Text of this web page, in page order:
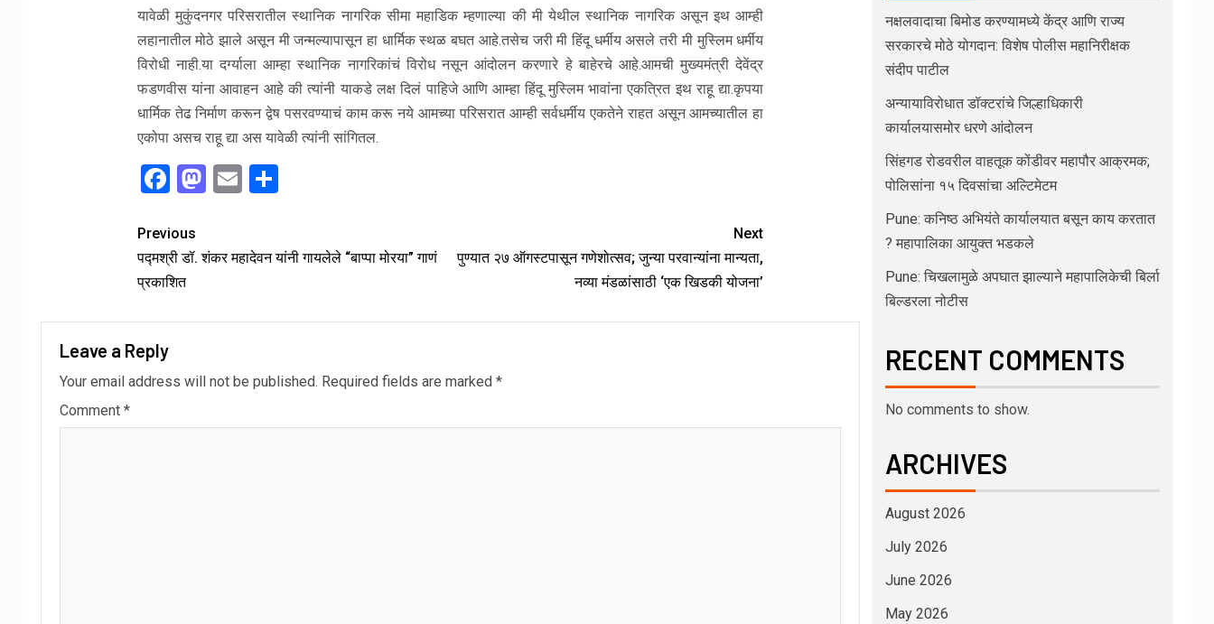
यावेळी मुकुंदनगर परिसरातील स्थानिक नागरिक सीमा महाडिक म्हणाल्या की मी येथील स्थानिक नागरिक असून इथ आम्ही
लहानातील मोठे झाले असून मी जन्मल्यापासून हा धार्मिक स्थळ बघत आहे.तसेच जरी मी हिंदू धर्मीय असले तरी मी मुस्लिम धर्मीय
विरोधी नाही.या दर्ग्याला आम्हा स्थानिक नागरिकांचं विरोध नसून आंदोलन करणारे हे बाहेरचे आहे.आमची मुख्यमंत्री देवेंद्र
फडणवीस यांना आवाहन आहे की त्यांनी याकडे लक्ष दिलं पाहिजे आणि आम्हा हिंदू मुस्लिम भावांना एकत्रित इथ राहू द्या.कृपया
धार्मिक तेढ निर्माण करून द्वेष पसरवण्याचं काम करू नये आमच्या परिसरात आम्ही सर्वधर्मीय एकतेने राहत असून आमच्यातील हा
एकोपा असच राहू द्या अस यावेळी त्यांनी सांगितल.
Facebook
Mastodon
EmailShare
Previous
पद्मश्री डॉ. शंकर महादेवन यांनी गायलेले “बाप्पा मोरया” गाणं
प्रकाशित
Next
पुण्यात २७ ऑगस्टपासून गणेशोत्सव; जुन्या परवान्यांना मान्यता,
नव्या मंडळांसाठी ‘एक खिडकी योजना’
Leave a Reply
Your email address will not be published. Required fields are marked *
Comment *
नक्षलवादाचा बिमोड करण्यामध्ये केंद्र आणि राज्य
सरकारचे मोठे योगदान: विशेष पोलीस महानिरीक्षक
संदीप पाटील
अन्यायाविरोधात डॉक्टरांचे जिल्हाधिकारी
कार्यालयासमोर धरणे आंदोलन
सिंहगड रोडवरील वाहतूक कोंडीवर महापौर आक्रमक;
पोलिसांना १५ दिवसांचा अल्टिमेटम
Pune: कनिष्ठ अभियंते कार्यालयात बसून काय करतात
? महापालिका आयुक्त भडकले
Pune: चिखलामुळे अपघात झाल्याने महापालिकेची बिर्ला
बिल्डरला नोटीस
RECENT COMMENTS
No comments to show.
ARCHIVES
August 2026
July 2026
June 2026
May 2026